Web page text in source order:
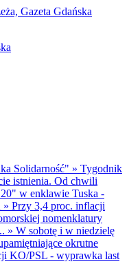
Solidarność" » Tygodnik
istnienia. Od chwili
w enklawie Tuska -
» Przy 3,4 proc. inflacji
nomenklatury
» W sobotę i w niedzielę
okrutne
KO/PSL - wyprawka last